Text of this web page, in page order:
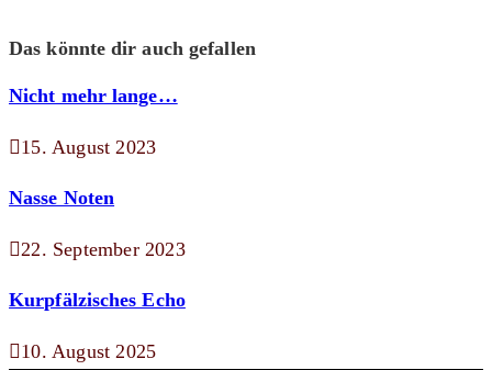
Das könnte dir auch gefallen
Nicht mehr lange…
15. August 2023
Nasse Noten
22. September 2023
Kurpfälzisches Echo
10. August 2025